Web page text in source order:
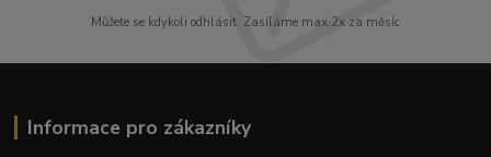
Můžete se kdykoli odhlásit. Zasíláme max.2x za měsíc
Informace pro zákazníky